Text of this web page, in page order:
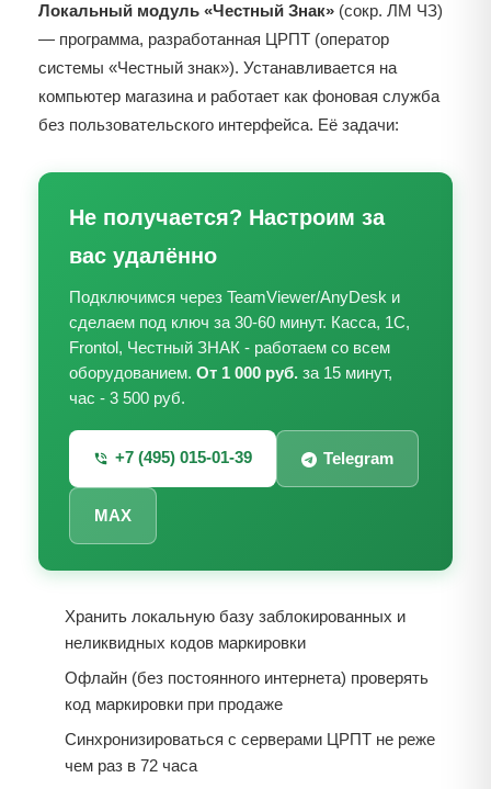
Локальный модуль «Честный Знак» (сокр. ЛМ ЧЗ)
— программа, разработанная ЦРПТ (оператор
системы «Честный знак»). Устанавливается на
компьютер магазина и работает как фоновая служба
без пользовательского интерфейса. Её задачи:
Не получается? Настроим за
вас удалённо
Подключимся через TeamViewer/AnyDesk и
сделаем под ключ за 30-60 минут. Касса, 1С,
Frontol, Честный ЗНАК - работаем со всем
оборудованием. От 1 000 руб. за 15 минут,
час - 3 500 руб.
+7 (495) 015-01-39 Telegram
MAX
Хранить локальную базу заблокированных и
неликвидных кодов маркировки
Офлайн (без постоянного интернета) проверять
код маркировки при продаже
Синхронизироваться с серверами ЦРПТ не реже
чем раз в 72 часа